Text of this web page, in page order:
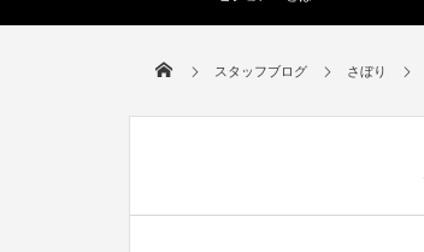
スタッフブログ さぼり